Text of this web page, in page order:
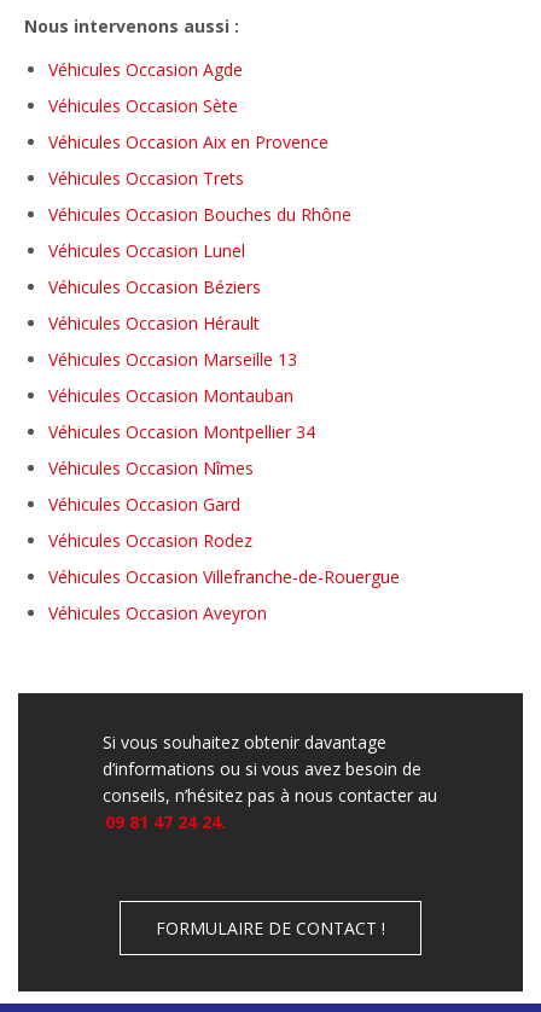
Nous intervenons aussi :
Véhicules Occasion Agde
Véhicules Occasion Sète
Véhicules Occasion Aix en Provence
Véhicules Occasion Trets
Véhicules Occasion Bouches du Rhône
Véhicules Occasion Lunel
Véhicules Occasion Béziers
Véhicules Occasion Hérault
Véhicules Occasion Marseille 13
Véhicules Occasion Montauban
Véhicules Occasion Montpellier 34
Véhicules Occasion Nîmes
Véhicules Occasion Gard
Véhicules Occasion Rodez
Véhicules Occasion Villefranche-de-Rouergue
Véhicules Occasion Aveyron
Si vous souhaitez obtenir davantage
d’informations ou si vous avez besoin de
conseils, n’hésitez pas à nous contacter au
09 81 47 24 24.
FORMULAIRE DE CONTACT !